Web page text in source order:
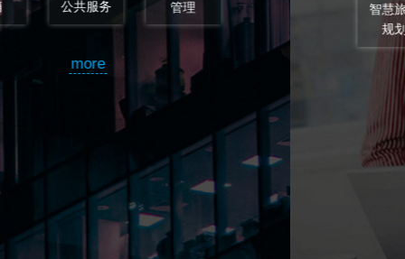
智慧旅游
规划
智慧旅游
顾问和监